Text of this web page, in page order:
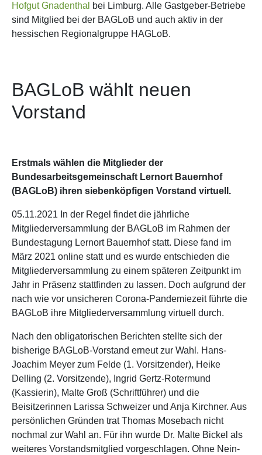
Hofgut Gnadenthal
bei Limburg. Alle Gastgeber-Betriebe
sind Mitglied bei der BAGLoB und auch aktiv in der
hessischen Regionalgruppe HAGLoB.
BAGLoB wählt neuen
Vorstand
Erstmals wählen die Mitglieder der
Bundesarbeitsgemeinschaft Lernort Bauernhof
(BAGLoB) ihren siebenköpfigen Vorstand virtuell.
05.11.2021 In der Regel findet die jährliche
Mitgliederversammlung der BAGLoB im Rahmen der
Bundestagung Lernort Bauernhof statt. Diese fand im
März 2021 online statt und es wurde entschieden die
Mitgliederversammlung zu einem späteren Zeitpunkt im
Jahr in Präsenz stattfinden zu lassen. Doch aufgrund der
nach wie vor unsicheren Corona-Pandemiezeit führte die
BAGLoB ihre Mitgliederversammlung virtuell durch.
Nach den obligatorischen Berichten stellte sich der
bisherige BAGLoB-Vorstand erneut zur Wahl. Hans-
Joachim Meyer zum Felde (1. Vorsitzender), Heike
Delling (2. Vorsitzende), Ingrid Gertz-Rotermund
(Kassierin), Malte Groß (Schriftführer) und die
Beisitzerinnen Larissa Schweizer und Anja Kirchner. Aus
persönlichen Gründen trat Thomas Mosebach nicht
nochmal zur Wahl an. Für ihn wurde Dr. Malte Bickel als
weiteres Vorstandsmitglied vorgeschlagen. Ohne Nein-